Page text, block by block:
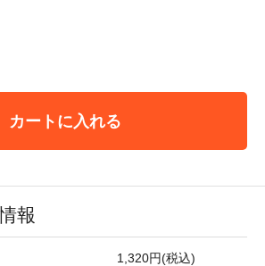
カートに入れる
報
1,320円(税込)